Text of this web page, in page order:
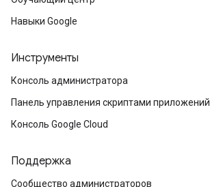
Навыки Google
Инструменты
Консоль администратора
Панель управления скриптами приложений
Консоль Google Cloud
Поддержка
Сообщество администраторов